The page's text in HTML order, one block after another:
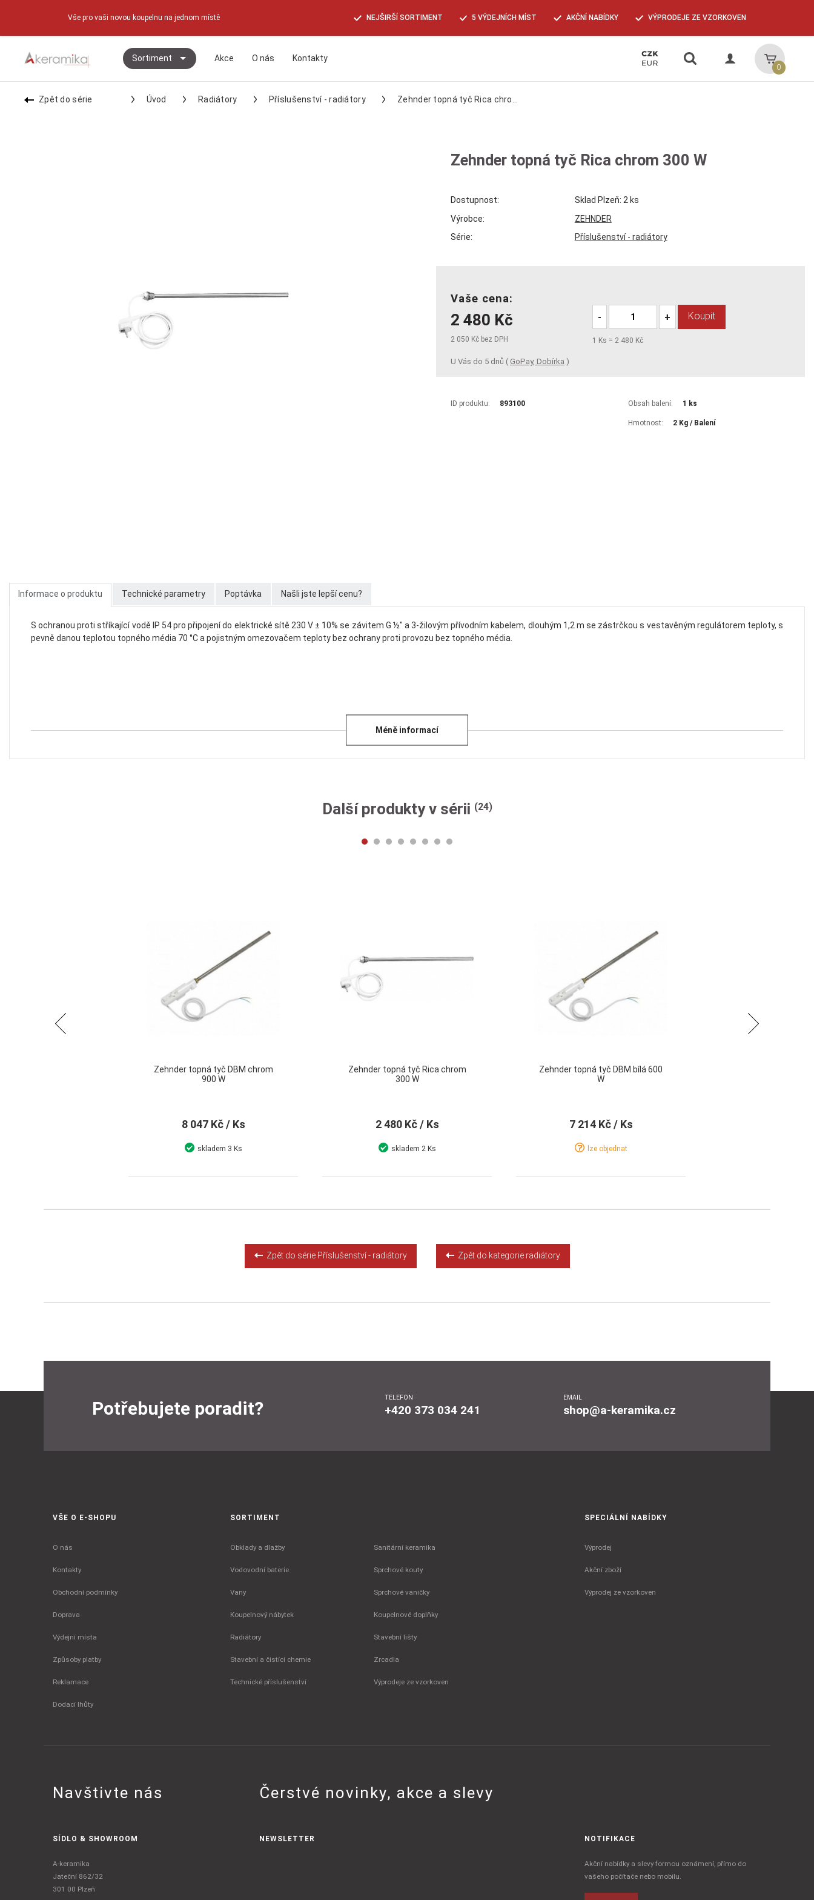
Vše pro vaši novou koupelnu na jednom místě NEJŠIRŠÍ SORTIMENT 5 VÝDEJNÍCH MÍST AKČNÍ NABÍDKY VÝPRODEJE ZE VZORKOVEN
Sortiment Akce O nás Kontakty Vyhledávání Košík
0
Hledat
Zpět do série Úvod Radiátory Příslušenství - radiátory Zehnder topná tyč Rica chro...
Zehnder topná tyč Rica chrom 300 W
Dostupnost:
Sklad Plzeň: 2 ks
Výrobce:
ZEHNDER
Série:
Příslušenství - radiátory
Vaše cena:
2 480 Kč
2 050 Kč bez DPH
- + Koupit
1 Ks = 2 480 Kč
U Vás do 5 dnů ( GoPay, Dobírka )
ID produktu: 893100 Obsah balení: 1 ks
Hmotnost: 2 Kg / Balení
Informace o produktu Technické parametry Poptávka Našli jste lepší cenu?
S ochranou proti stříkající vodě IP 54 pro připojení do elektrické sítě 230 V ± 10% se závitem G ½" a 3-žilovým přívodním kabelem, dlouhým 1,2 m se zástrčkou s vestavěným regulátorem teploty, s
pevně danou teplotou topného média 70 °C a pojistným omezovačem teploty bez ochrany proti provozu bez topného média.
Méně informací
Další produkty v sérii (24)
Zehnder topná tyč DBM chrom
900 W
8 047 Kč/ Ks
skladem 3 Ks
Zehnder topná tyč Rica chrom
300 W
2 480 Kč/ Ks
skladem 2 Ks
Zehnder topná tyč DBM bílá 600
W
7 214 Kč/ Ks
lze objednat
Zpět do série Příslušenství - radiátory Zpět do kategorie radiátory
Potřebujete poradit?
TELEFON
+420 373 034 241
EMAIL
shop@a-keramika.cz
VŠE O E-SHOPU
O nás
Kontakty
Obchodní podmínky
Doprava
Výdejní místa
Způsoby platby
Reklamace
Dodací lhůty
SORTIMENT
Obklady a dlažby Sanitární keramika
Vodovodní baterie Sprchové kouty
Vany Sprchové vaničky
Koupelnový nábytek Koupelnové doplňky
Radiátory Stavební lišty
Stavební a čistící chemie Zrcadla
Technické příslušenství Výprodeje ze vzorkoven
SPECIÁLNÍ NABÍDKY
Výprodej
Akční zboží
Výprodej ze vzorkoven
Navštivte nás Čerstvé novinky, akce a slevy
SÍDLO & SHOWROOM
A-keramika
Jateční 862/32
301 00 Plzeň
NEWSLETTER NOTIFIKACE
Akční nabídky a slevy formou oznámení, přímo do
vašeho počítače nebo mobilu.